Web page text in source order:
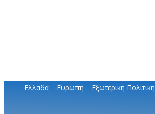
Ελλαδα Ευρωπη Εξωτερικη Πολιτικη